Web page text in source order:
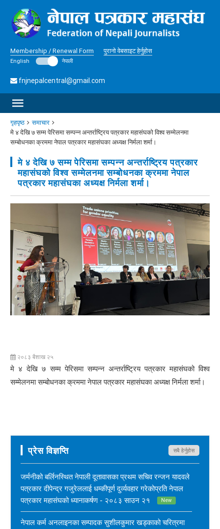
Membership / Renewal Form पुरानो वेबसाइट हेर्नुहोस
English नेपाली
fnjnepalcentral@gmail.com
गृहपृष्ठ
समाचार
मे ४ देखि ७ सम्म पेरिसमा सम्पन्न अन्तर्राष्ट्रिय पत्रकार महासंघको विश्व सम्मेलनमा
सम्बोधनका क्रममा नेपाल पत्रकार महासंघका अध्यक्ष निर्मला शर्मा।
मे ४ देखि ७ सम्म पेरिसमा सम्पन्न अन्तर्राष्ट्रिय पत्रकार
महासंघको विश्व सम्मेलनमा सम्बोधनका क्रममा नेपाल
पत्रकार महासंघका अध्यक्ष निर्मला शर्मा।
२०८३ बैशाख २५
मे ४ देखि ७ सम्म पेरिसमा सम्पन्न अन्तर्राष्ट्रिय पत्रकार महासंघको विश्व
सम्मेलनमा सम्बोधनका क्रममा नेपाल पत्रकार महासंघका अध्यक्ष निर्मला शर्मा।
प्रेस विज्ञप्ति सबै हेर्नुहोस
जर्मनीको बर्लिनस्थित नेपाली दूतावासका प्रथम सचिव रन्जन यादवले
पत्रकार दीपेन्द्र गजुरेललाई धम्कीपूर्ण दुर्व्यवहार गरेकोप्रति नेपाल
पत्रकार महासंघको ध्यानाकर्षण - २०८३ साउन २१
New
नेपाल कर्म अनलाइनका सम्पादक सुशीलकुमार खड्काको चरित्रमा